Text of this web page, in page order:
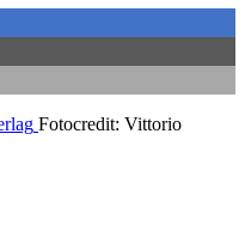
Fotocredit: Vittorio